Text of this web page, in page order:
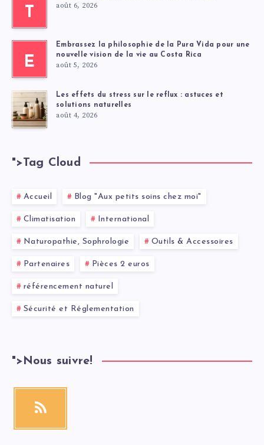
T août 6, 2026
E
Embrassez la philosophie de la Pura Vida pour une
nouvelle vision de la vie au Costa Rica
août 5, 2026
Les effets du stress sur le reflux : astuces et
solutions naturelles
août 4, 2026
">Tag Cloud
Accueil Blog "Aux petits soins chez moi"
Climatisation International
Naturopathie, Sophrologie Outils & Accessoires
Partenaires Pièces 2 euros
référencement naturel
Sécurité et Réglementation
"> Nous suivre!